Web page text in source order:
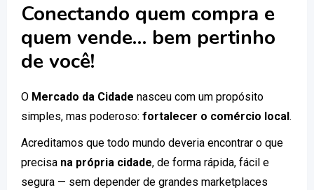
Conectando quem compra e
quem vende… bem pertinho
de você!
O Mercado da Cidade nasceu com um propósito
simples, mas poderoso: fortalecer o comércio local.
Acreditamos que todo mundo deveria encontrar o que
precisa na própria cidade, de forma rápida, fácil e
segura — sem depender de grandes marketplaces